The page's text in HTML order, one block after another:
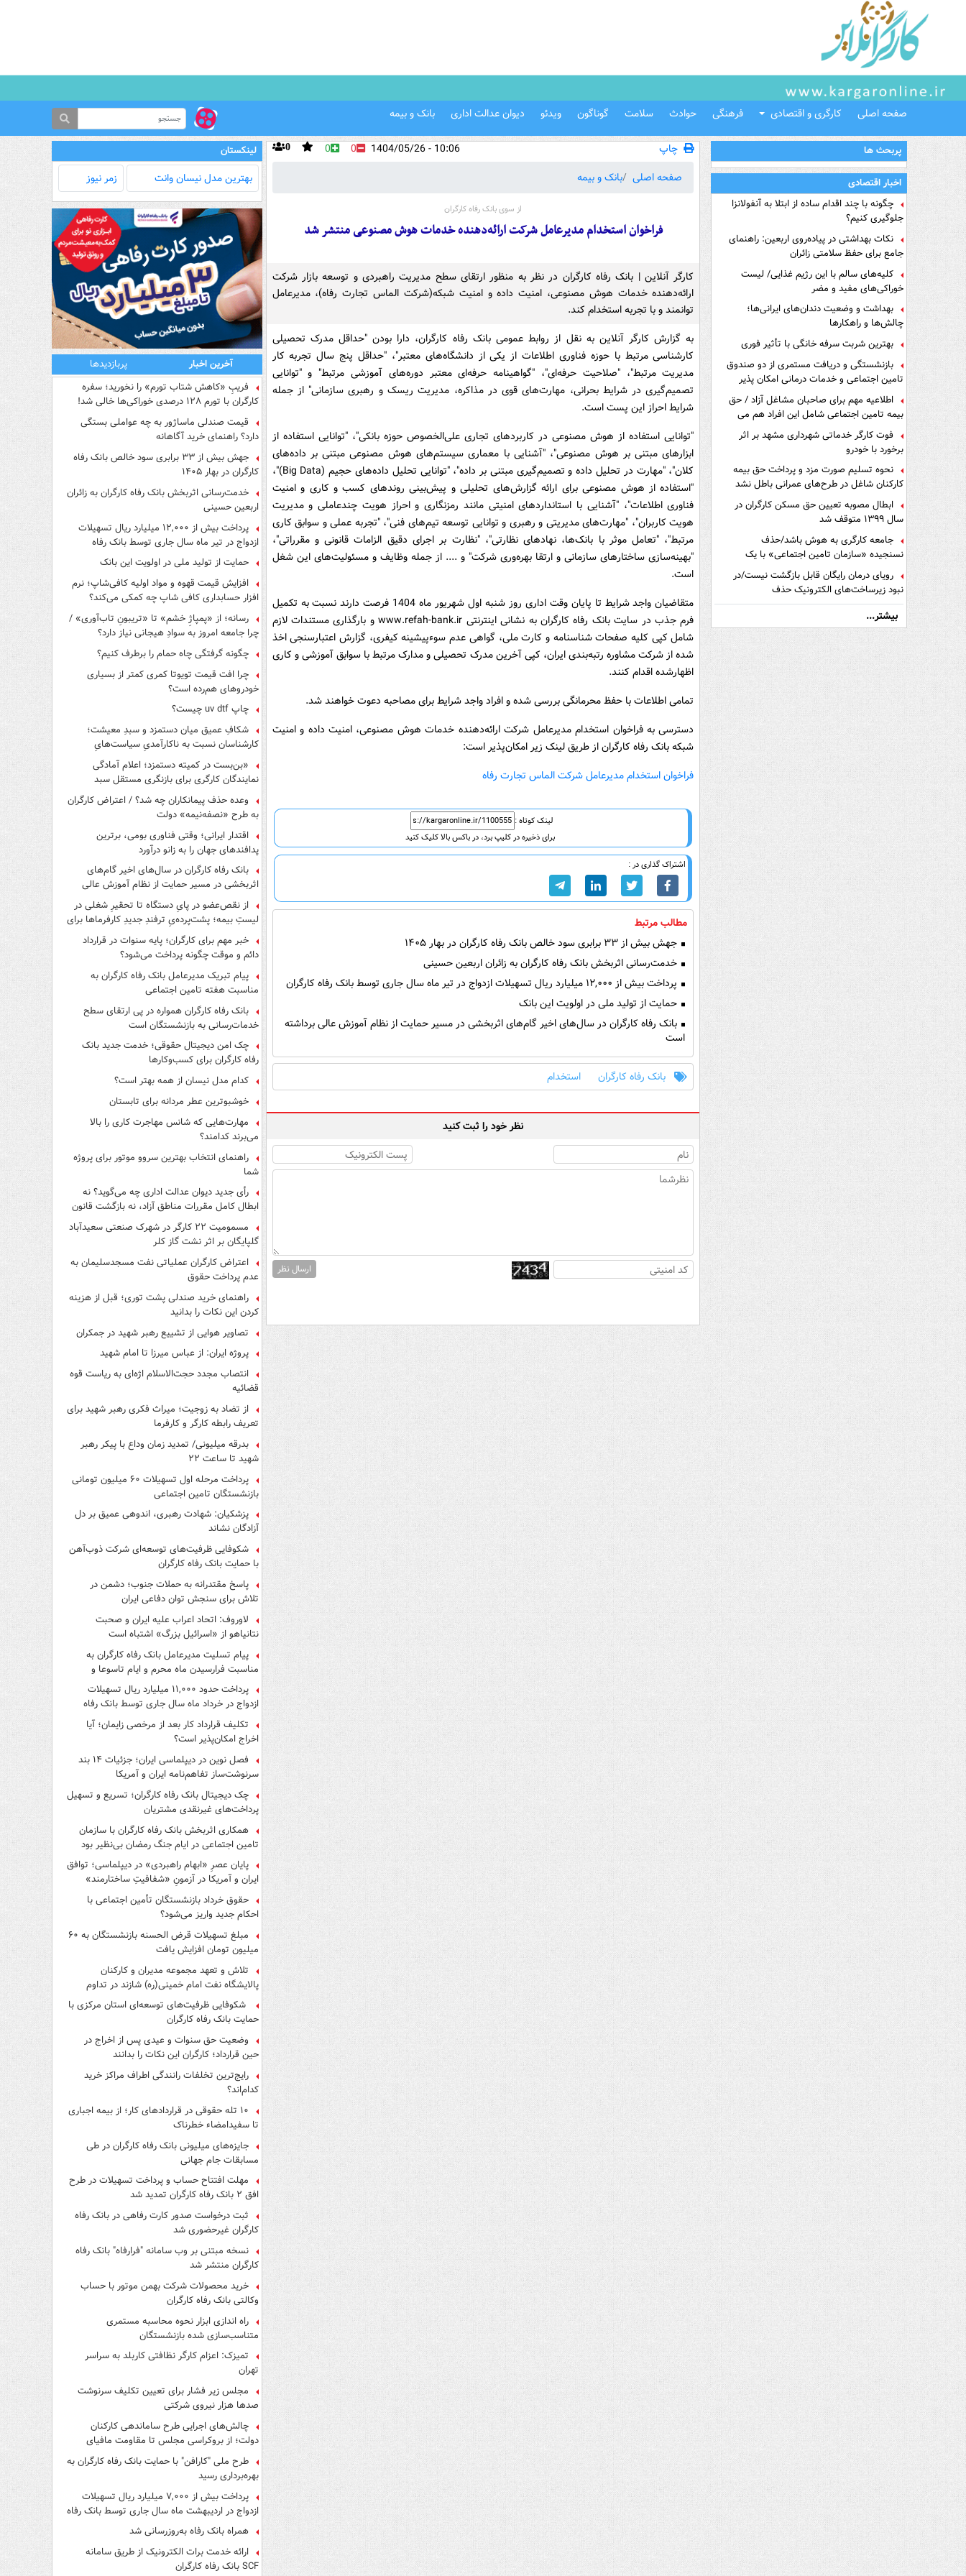
صفحه اصلی کارگری و اقتصادی فرهنگی حوادث سلامت گوناگون ویدئو دیوان عدالت اداری بانک و بیمه
پربحث ها
اخبار اقتصادی
چگونه با چند اقدام ساده از ابتلا به آنفولانزا
جلوگیری کنیم؟
نکات بهداشتی در پیاده‌روی اربعین: راهنمای
جامع برای حفظ سلامتی زائران
کلیه‌های سالم با این رژیم غذایی/ لیست
خوراکی‌های مفید و مضر
بهداشت و وضعیت دندان‌های ایرانی‌ها؛
چالش‌ها و راهکارها
بهترین شربت سرفه خانگی با تأثیر فوری
بازنشستگی و دریافت مستمری از دو صندوق
تامین اجتماعی و خدمات درمانی امکان پذیر
است ؟
اطلاعیه مهم برای صاحبان مشاغل آزاد / حق
بیمه تامین اجتماعی شامل این افراد هم می
شودفوت کارگر خدماتی شهرداری مشهد بر اثر
برخورد با خودرو
نحوه تسلیم صورت مزد و پرداخت حق بیمه
کارکنان شاغل در طرح‌های عمرانی باطل نشد
ابطال مصوبه تعیین حق مسکن کارگران در
سال ۱۳۹۹ متوقف شد
جامعه کارگری به هوش باشد/حذف
نسنجیده «سازمان تامین اجتماعی» با یک
تفاهم نامه!
رویای درمان رایگان قابل بازگشت نیست/در
نبود زیرساخت‌های الکترونیک حذف
دفترچه‌های بیمه اشتباه مضاعف است
بیشتر...
چاپ 0 0 0
10:06 - 1404/05/26
صفحه اصلی
بانک و بیمه
از سوی بانک رفاه کارگران
فراخوان استخدام مدیرعامل شرکت ارائه‌دهنده خدمات هوش مصنوعی منتشر شد
کارگر آنلاین | بانک رفاه کارگران در نظر به منظور ارتقای سطح مدیریت راهبردی و توسعه بازار شرکت
ارائه‌دهنده خدمات هوش مصنوعی، امنیت داده و امنیت شبکه(شرکت الماس تجارت رفاه)، مدیرعامل
توانمند و با تجربه استخدام کند.
به گزارش کارگر آنلاین به نقل از روابط عمومی بانک رفاه کارگران، دارا بودن "حداقل مدرک تحصیلی
کارشناسی مرتبط با حوزه فناوری اطلاعات از یکی از دانشگاه‌های معتبر"، "حداقل پنج سال تجربه کار
مدیریت مرتبط"، "صلاحیت حرفه‌ای"، "گواهینامه حرفه‌ای معتبر دور‌ه‌های آموزشی مرتبط" و "توانایی
تصمیم‌گیری در شرایط بحرانی، مهارت‌های قوی در مذاکره، مدیریت ریسک و رهبری سازمانی" از جمله
شرایط احراز این پست است.
"توانایی استفاده از هوش مصنوعی در کاربردهای تجاری علی‌الخصوص حوزه بانکی"، "توانایی استفاده از
ابزارهای مبتنی بر هوش مصنوعی"، "آشنایی با معماری سیستم‌های هوش مصنوعی مبتنی بر داده‌های
کلان"، "مهارت در تحلیل داده و تصمیم‌گیری مبتنی بر داده"، "توانایی تحلیل داده‌های حجیم (Big Data)"،
"استفاده از هوش مصنوعی برای ارائه گزارش‌های تحلیلی و پیش‌بینی روندهای کسب و کاری و امنیت
فناوری اطلاعات"، "آشنایی با استانداردهای امنیتی مانند رمزنگاری و احراز هویت چندعاملی و مدیریت
هویت کاربران"، "مهارت‌های مدیریتی و رهبری و توانایی توسعه تیم‌های فنی"، "تجربه عملی و سوابق کاری
مرتبط"، "تعامل موثر با بانک‌ها، نهادهای نظارتی"، "نظارت بر اجرای دقیق الزامات قانونی و مقرراتی"،
"بهینه‌سازی ساختارهای سازمانی و ارتقا بهره‌وری شرکت" و .... از جمله وظایف و مسئولیت‌های این شغل
است.
متقاضیان واجد شرایط تا پایان وقت اداری روز شنبه اول شهریور ماه 1404 فرصت دارند نسبت به تکمیل
فرم جذب در سایت بانک رفاه کارگران به نشانی اینترنتی www.refah-bank.ir و بارگذاری مستندات لازم
شامل کپی کلیه صفحات شناسنامه و کارت ملی، گواهی عدم سوءپیشینه کیفری، گزارش اعتبارسنجی اخذ
شده از شرکت مشاوره رتبه‌بندی ایران، کپی آخرین مدرک تحصیلی و مدارک مرتبط با سوابق آموزشی و کاری
اظهارشده اقدام کنند.
تمامی اطلاعات با حفظ محرمانگی بررسی شده و افراد واجد شرایط برای مصاحبه دعوت خواهند شد.
دسترسی به فراخوان استخدام مدیرعامل شرکت ارائه‌دهنده خدمات هوش مصنوعی، امنیت داده و امنیت
شبکه بانک رفاه کارگران از طریق لینک زیر امکان‌پذیر است:
فراخوان استخدام مدیرعامل شرکت الماس تجارت رفاه
لینک کوتاه :
برای ذخیره در کلیپ برد، در باکس بالا کلیک کنید
اشتراک گذاری در :
مطالب مرتبط
جهش بیش از ۳۳ برابری سود خالص بانک رفاه کارگران در بهار ۱۴۰۵
خدمت‌رسانی اثربخش بانک رفاه کارگران به زائران اربعین حسینی
پرداخت بیش از ۱۲,۰۰۰ میلیارد ریال تسهیلات ازدواج در تیر ماه سال جاری توسط بانک رفاه کارگران
حمایت از تولید ملی در اولویت این بانک
بانک رفاه کارگران در سال‌های اخیر گام‌های اثربخشی در مسیر حمایت از نظام آموزش عالی برداشته
است
بانک رفاه کارگران استخدام
نظر خود را ثبت کنید
ارسال نظر
لینکستان
بهترین مدل‌ نیسان وانت زمر نیوز
آخرین اخبار
پربازدیدها
فریبِ «کاهش شتاب تورم» را نخورید؛ سفره
کارگران با تورم ۱۲۸ درصدی خوراکی‌ها خالی شد!
قیمت صندلی ماساژور به چه عواملی بستگی
دارد؟ راهنمای خرید آگاهانه
جهش بیش از ۳۳ برابری سود خالص بانک رفاه
کارگران در بهار ۱۴۰۵
خدمت‌رسانی اثربخش بانک رفاه کارگران به زائران
اربعین حسینی
پرداخت بیش از ۱۲,۰۰۰ میلیارد ریال تسهیلات
ازدواج در تیر ماه سال جاری توسط بانک رفاه
کارگران
حمایت از تولید ملی در اولویت این بانک
افزایش قیمت قهوه و مواد اولیه کافی‌شاپ؛ نرم
افزار حسابداری کافی شاپ چه کمکی می‌کند؟
رسانه؛ از «پمپاژِ خشم» تا «تریبونِ تاب‌آوری» /
چرا جامعه امروز به سوادِ هیجانی نیاز دارد؟
چگونه گرفتگی چاه حمام را برطرف کنیم؟
چرا افت قیمت تویوتا کمری کمتر از بسیاری
خودروهای هم‌رده است؟
چاپ uv dtf چیست؟
شکافِ عمیق میان دستمزد و سبدِ معیشت؛
کارشناسان نسبت به ناکارآمدیِ سیاست‌هایِ
حمایتی هشدار دادند
«بن‌بست در کمیته دستمزد؛ اعلام آمادگی
نمایندگان کارگری برای بازنگری مستقل سبد
وعده حذف پیمانکاران چه شد؟ / اعتراض کارگران
به طرح «نصفه‌نیمه» دولت
اقتدار ایرانی؛ وقتی فناوری بومی، برترین
پدافندهای جهان را به زانو درآورد
بانک رفاه کارگران در سال‌های اخیر گام‌های
اثربخشی در مسیر حمایت از نظام آموزش عالی
برداشته است
از نقص‌عضو در پایِ دستگاه تا تحقیرِ شغلی در
لیستِ بیمه؛ پشت‌پرده‌یِ ترفندِ جدیدِ کارفرماها برای
فرار از قانون چیست؟
خبر مهم برای کارگران؛ پایه سنوات در قرارداد
دائم و موقت چگونه پرداخت می‌شود؟
پیام تبریک مدیرعامل بانک رفاه کارگران به
مناسبت هفته تامین اجتماعی
بانک رفاه کارگران همواره در پی ارتقای سطح
خدمات‌رسانی به بازنشستگان است
چک امن دیجیتال حقوقی؛ خدمت جدید بانک
رفاه کارگران برای کسب‌وکارها
کدام مدل نیسان از همه بهتر است؟
خوشبوترین عطر مردانه برای تابستان
مهارت‌هایی که شانس مهاجرت کاری را بالا
می‌برند کدامند؟
راهنمای انتخاب بهترین سروو موتور برای پروژه
شما
رأی جدید دیوان عدالت اداری چه می‌گوید؟ نه
ابطال کامل مقررات مناطق آزاد، نه بازگشت قانون
مسمومیت ۲۲ کارگر در شهرک صنعتی سعیدآباد
گلپایگان بر اثر نشت گاز کلر
اعتراض کارگران عملیاتی نفت مسجدسلیمان به
عدم پرداخت حقوق
راهنمای خرید صندلی پشت توری؛ قبل از هزینه
کردن این نکات را بدانید
تصاویر هوایی از تشییع رهبر شهید در جمکران
پروژه ایران: از عباس میرزا تا امام شهید
انتصاب مجدد حجت‌الاسلام اژه‌ای به ریاست قوه‌
قضائیه
از تضاد به زوجیت؛ میراث فکری رهبر شهید برای
تعریف رابطه کارگر و کارفرما
بدرقه میلیونی/ تمدید زمان وداع با پیکر رهبر
شهید تا ساعت ۲۲
پرداخت مرحله اول تسهیلات ۶۰ میلیون تومانی
بازنشستگان تامین اجتماعی
پزشکیان: شهادت رهبری، اندوهی عمیق بر دل
آزادگان نشاند
شکوفایی ظرفیت‌های توسعه‌ای شرکت ذوب‌آهن
با حمایت‌ بانک رفاه کارگران
پاسخ مقتدرانه به حملات جنوب؛ دشمن در
تلاش برای سنجش توان دفاعی ایران
لاوروف: اتحاد اعراب علیه ایران و صحبت
نتانیاهو از «اسرائیل بزرگ» اشتباه است
پیام تسلیت مدیرعامل بانک رفاه کارگران به
مناسبت فرارسیدن ماه محرم و ایام تاسوعا و
عاشورای حسینی
پرداخت حدود ۱۱,۰۰۰ میلیارد ریال تسهیلات
ازدواج در خرداد ماه سال جاری توسط بانک رفاه
کارگران
تکلیف قرارداد کار بعد از مرخصی زایمان؛ آیا
اخراج امکان‌پذیر است؟
فصل نوین در دیپلماسی ایران؛ جزئیات ۱۴ بند
سرنوشت‌ساز تفاهم‌نامه ایران و آمریکا
چک دیجیتال بانک رفاه کارگران؛ تسریع و تسهیل
پرداخت‌های غیرنقدی مشتریان
همکاری اثربخش بانک رفاه کارگران با سازمان
تامین اجتماعی در ایام جنگ رمضان بی‌نظیر بود
پایان عصرِ «ابهام راهبردی» در دیپلماسی؛ توافق
ایران و آمریکا در آزمونِ «شفافیتِ ساختارمند»
حقوق خرداد بازنشستگان تأمین اجتماعی با
احکام جدید واریز می‌شود؟
مبلغ تسهیلات قرض الحسنه بازنشستگان به ۶۰
میلیون تومان افزایش یافت
تلاش و تعهد مجموعه مدیران و کارکنان
پالایشگاه نفت امام خمینی(ره) شازند در تداوم
تولید در ایام جنگ رمضان، شایسته قدردانی است
شکوفایی ظرفیت‌های توسعه‌ای استان مرکزی با
حمایت بانک رفاه کارگران
وضعیت حق سنوات و عیدی پس از اخراج در
حین قرارداد؛ کارگران این نکات را بدانند
رایج‌ترین تخلفات رانندگی اطراف مراکز خرید
کدام‌اند؟
۱۰ تله حقوقی در قراردادهای کار؛ از بیمه اجباری
تا سفیدامضاء خطرناک
جایزه‌های میلیونی بانک رفاه کارگران در طی
مسابقات جام جهانی
مهلت افتتاح حساب و پرداخت تسهیلات در طرح
افق ۲ بانک رفاه کارگران تمدید شد
ثبت درخواست صدور کارت رفاهی در بانک رفاه
کارگران غیرحضوری شد
نسخه مبتنی بر وب سامانه "فرارفاه" بانک رفاه
کارگران منتشر شد
خرید محصولات شرکت بهمن موتور با حساب
وکالتی بانک رفاه کارگران
راه اندازی ابزار نحوه محاسبه مستمری
متناسب‌سازی شده بازنشستگان
تمیزک: اعزام کارگر نظافتی کاربلد به سراسر
تهران
مجلس زیر فشار برای تعیین تکلیف سرنوشت
صدها هزار نیروی شرکتی
چالش‌های اجرایی طرح ساماندهی کارکنان
دولت؛ از بروکراسی مجلس تا مقاومت مافیای
واسطه‌گری
طرح ملی "کارافن" با حمایت بانک رفاه کارگران به
بهره‌برداری رسید
پرداخت بیش از ۷,۰۰۰ میلیارد ریال تسهیلات
ازدواج در اردیبهشت ماه سال جاری توسط بانک رفاه
کارگران
همراه بانک رفاه به‌روزرسانی شد
ارائه خدمت برات الکترونیک از طریق سامانه
SCF بانک رفاه کارگران